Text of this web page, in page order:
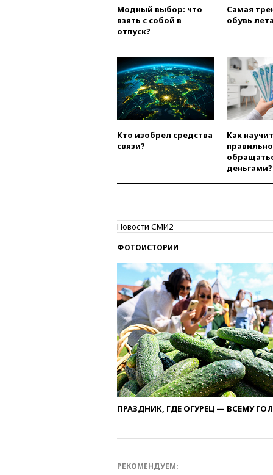
Модный выбор: что
взять с собой в
отпуск?
Самая
обувь
Кто изобрел средства
связи?
Как
правильно
деньгами?
Новости СМИ2
ФОТОИСТОРИИ
ПРАЗДНИК, ГДЕ ОГУРЕЦ — ВСЕМУ
РЕКОМЕНДУЕМ: